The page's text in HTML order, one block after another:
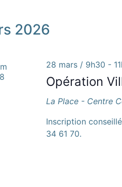
2026
Opération
28 mars / 9h30 -
La Place - Centre
Inscription
34 61 70.